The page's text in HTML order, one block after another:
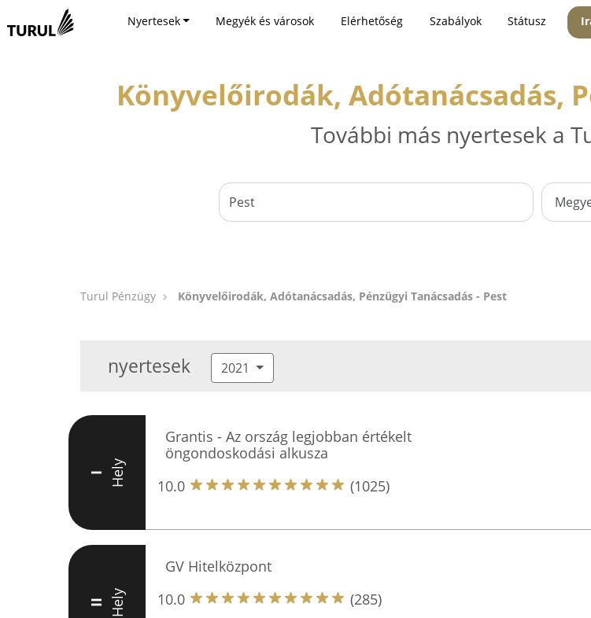
Nyertesek Megyék és városok Elérhetőség Szabályok Státusz
Könyvelőirodák, Adótanácsadás,
További más nyertesek a
Turul Pénzügy Könyvelőirodák, Adótanácsadás, Pénzügyi Tanácsadás - Pest
nyertesek 2021
I Hely
Grantis - Az ország legjobban értékelt
öngondoskodási alkusza
10.0
(1025)
II Hely
GV Hitelközpont
10.0
(285)